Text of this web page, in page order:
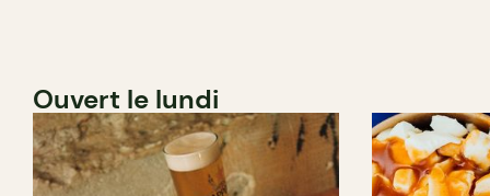
Ouvert le lundi